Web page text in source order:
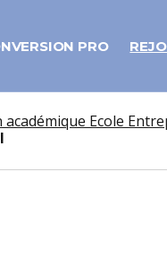
PRO
Ecole